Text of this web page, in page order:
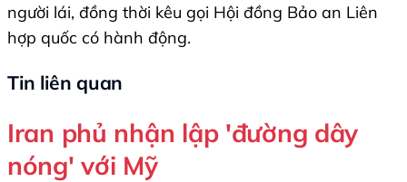
người lái, đồng thời kêu gọi Hội đồng Bảo an Liên
hợp quốc có hành động.
Tin liên quan
Iran phủ nhận lập 'đường dây
nóng' với Mỹ